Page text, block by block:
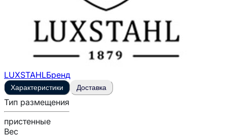
LUXSTAHLБренд
Характеристики Доставка
Тип размещения
пристенные
Вес